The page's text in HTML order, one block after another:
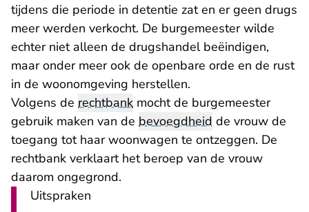
tijdens die periode in detentie zat en er geen drugs
meer werden verkocht. De burgemeester wilde
echter niet alleen de drugshandel beëindigen,
maar onder meer ook de openbare orde en de rust
in de woonomgeving herstellen.
Volgens de rechtbank mocht de burgemeester
gebruik maken van de bevoegdheid de vrouw de
toegang tot haar woonwagen te ontzeggen. De
rechtbank verklaart het beroep van de vrouw
daarom ongegrond.
Uitspraken